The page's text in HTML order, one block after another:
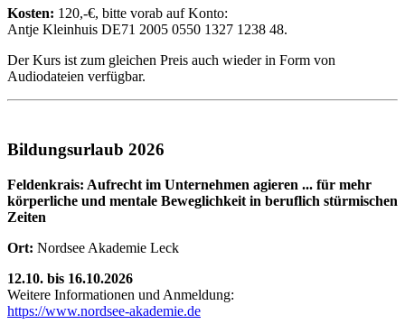
Kosten: 120,-€, bitte vorab auf Konto:
Antje Kleinhuis DE71 2005 0550 1327 1238 48.
Der Kurs ist zum gleichen Preis auch wieder in Form von
Audiodateien verfügbar.
Bildungsurlaub 2026
Feldenkrais: Aufrecht im Unternehmen agieren ... für mehr
körperliche und mentale Beweglichkeit in beruflich stürmischen
Zeiten
Ort: Nordsee Akademie Leck
12.10. bis 16.10.2026
Weitere Informationen und Anmeldung:
https://www.nordsee-akademie.de